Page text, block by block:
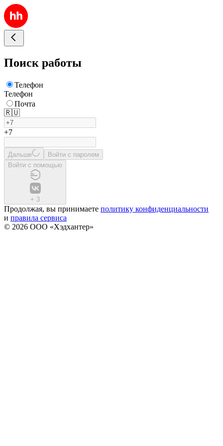
Поиск работы
Телефон
Телефон
Почта
🇷🇺
+7
Дальше
Войти с паролем
Войти с помощью
+ 3
Продолжая, вы принимаете политику конфиденциальности
и правила сервиса
© 2026 ООО «Хэдхантер»